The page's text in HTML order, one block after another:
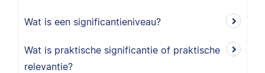
Wat is een significantieniveau?
Wat is praktische significantie of praktische
relevantie?